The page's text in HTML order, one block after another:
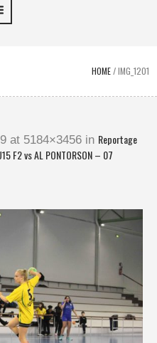
HOME/IMG_1201
at 5184×3456 in Reportage
F2 vs AL PONTORSON – 07